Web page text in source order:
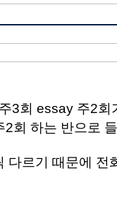
3회 essay 주2
회 하는 반으로
다르기 때문에 전